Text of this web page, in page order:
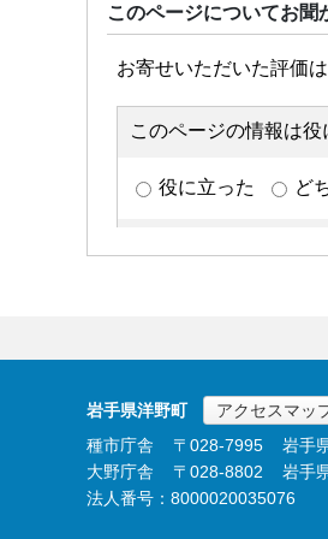
このページについてお聞
岩手県洋野町 アクセスマッ
種市庁舎
〒028-7995 岩手
大野庁舎
〒028-8802 岩手
法人番号：8000020035076